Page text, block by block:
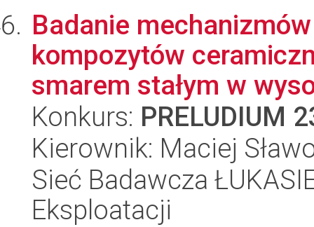
Badanie
kompozytów
smarem stałym w
Konkurs: PRELUDIUM
Kierownik: Maciej
Sieć Badawcza
Eksploatacji